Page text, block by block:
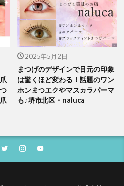
2025年5月2日
まつげのデザインで目元の印象
は驚くほど変わる！話題のワン
ホンまつエクやマスカラパーマ
も♪堺市北区・naluca